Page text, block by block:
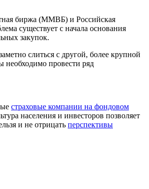
биржа (ММВБ) и Российская
существует с начала основания
закупок.
слиться с другой, более крупной
необходимо провести ряд
страховые компании на фондовом
населения и инвесторов позволяет
и не отрицать перспективы